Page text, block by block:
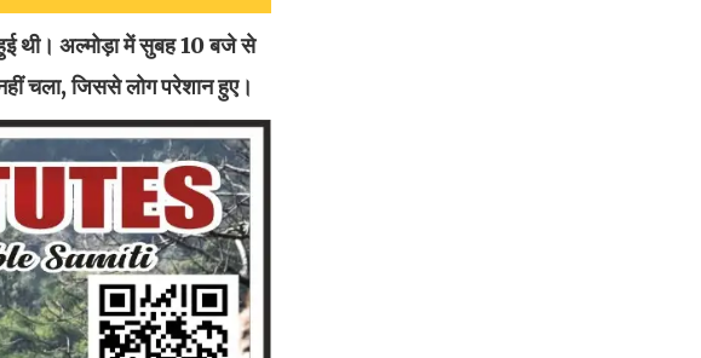
हुई थी। अल्मोड़ा में सुबह 10 बजे से
चला, जिससे लोग परेशान हुए।